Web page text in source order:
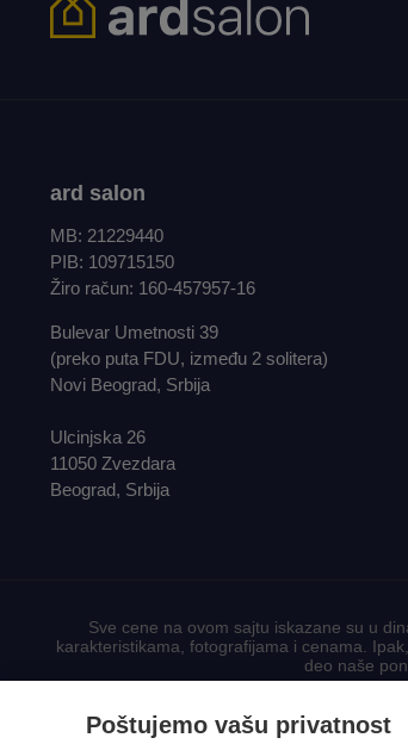
ard salon
MB: 21229440
PIB: 109715150
Žiro račun: 160-457957-16
Bulevar Umetnosti 39
(preko puta FDU, između 2 solitera)
Novi Beograd, Srbija
Ulcinjska 26
11050 Zvezdara
Beograd, Srbija
Sve cene na ovom sajtu iskazane su u
karakteristikama, fotografijama i cenama.
deo naše
Poštujemo vašu privatnost